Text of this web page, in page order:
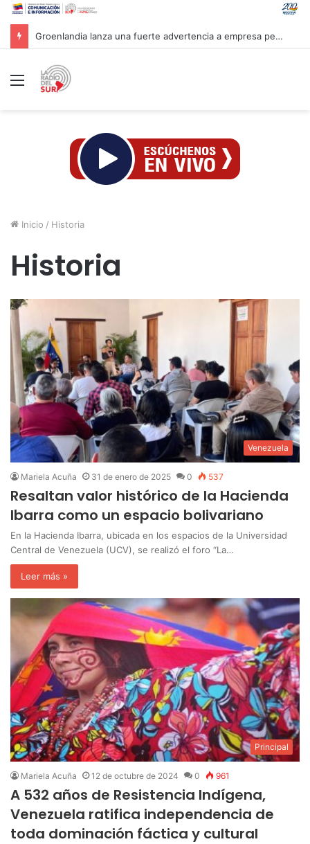
Groenlandia lanza una fuerte advertencia a empresa petrolera vinculada a Trump
Menú
Inicio / Historia
Historia
Venezuela
Mariela Acuña 31 de enero de 2025 0 537
Resaltan valor histórico de la Hacienda
Ibarra como un espacio bolivariano
En la Hacienda Ibarra, ubicada en los espacios de la Universidad
Central de Venezuela (UCV), se realizó el foro “La…
Leer más »
Principal
Mariela Acuña 12 de octubre de 2024 0 961
A 532 años de Resistencia Indígena,
Venezuela ratifica independencia de
toda dominación fáctica y cultural